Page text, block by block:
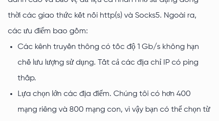
thời các giao thức kết nối http(s) và Socks5. Ngoài ra,
các ưu điểm bao gồm:
Các kênh truyền thông có tốc độ 1 Gb/s không hạn
chế lưu lượng sử dụng. Tất cả các địa chỉ IP có ping
thấp.
Lựa chọn lớn các địa điểm. Chúng tôi có hơn 400
mạng riêng và 800 mạng con, vì vậy bạn có thể chọn từ